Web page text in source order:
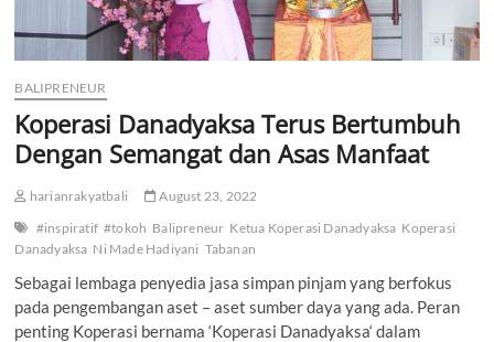
BALIPRENEUR
Koperasi Danadyaksa Terus Bertumbuh
Dengan Semangat dan Asas Manfaat
harianrakyatbali
August 23, 2022
#inspiratif #tokoh Balipreneur Ketua Koperasi Danadyaksa Koperasi
Danadyaksa Ni Made Hadiyani Tabanan
Sebagai lembaga penyedia jasa simpan pinjam yang berfokus
pada pengembangan aset – aset sumber daya yang ada. Peran
penting Koperasi bernama ‘Koperasi Danadyaksa‘ dalam